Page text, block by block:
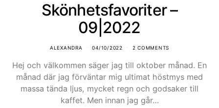
Skönhetsfavoriter –
09|2022
ALEXANDRA 04/10/2022 2 COMMENTS
Hej och välkommen säger jag till oktober månad. En
månad där jag förväntar mig ultimat höstmys med
massa tända ljus, mycket regn och godsaker till
kaffet. Men innan jag går…